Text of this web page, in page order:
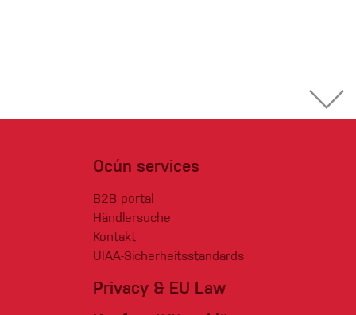
Ocún services
B2B portal
Händlersuche
Kontakt
UIAA-Sicherheitsstandards
Privacy & EU Law